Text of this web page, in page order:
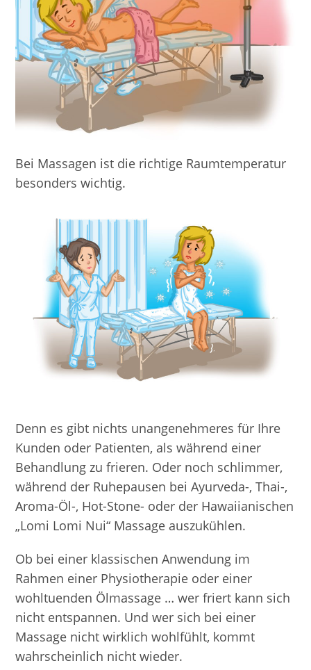
Bei Massagen ist die richtige Raumtemperatur
besonders wichtig.
Denn es gibt nichts unangenehmeres für Ihre
Kunden oder Patienten, als während einer
Behandlung zu frieren. Oder noch schlimmer,
während der Ruhepausen bei Ayurveda-, Thai-,
Aroma-Öl-, Hot-Stone- oder der Hawaiianischen
„Lomi Lomi Nui“ Massage auszukühlen.
Ob bei einer klassischen Anwendung im
Rahmen einer Physiotherapie oder einer
wohltuenden Ölmassage … wer friert kann sich
nicht entspannen. Und wer sich bei einer
Massage nicht wirklich wohlfühlt, kommt
wahrscheinlich nicht wieder.